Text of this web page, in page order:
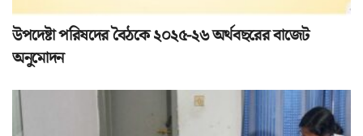
উপদেষ্টা পরিষদের বৈঠকে ২০২৫-২৬ অর্থবছরের বাজেট
অনুমোদন